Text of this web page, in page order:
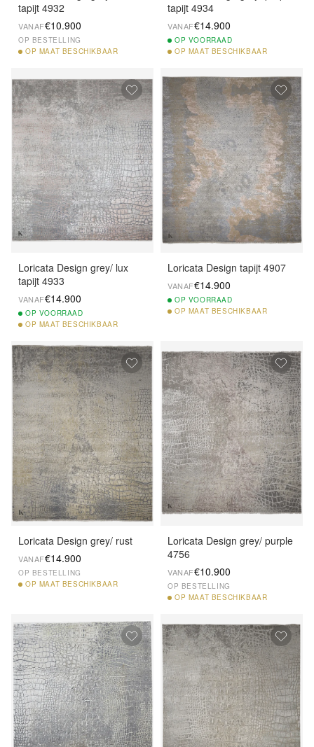
tapijt 4932
VANAF€10.900
OP BESTELLING
OP MAAT BESCHIKBAAR
tapijt 4934
VANAF€14.900
OP VOORRAAD
OP MAAT BESCHIKBAAR
Loricata Design grey/ lux
tapijt 4933
VANAF€14.900
OP VOORRAAD
OP MAAT BESCHIKBAAR
Loricata Design tapijt 4907
VANAF€14.900
OP VOORRAAD
OP MAAT BESCHIKBAAR
Loricata Design grey/ rust
VANAF€14.900
OP BESTELLING
OP MAAT BESCHIKBAAR
Loricata Design grey/ purple
4756
VANAF€10.900
OP BESTELLING
OP MAAT BESCHIKBAAR